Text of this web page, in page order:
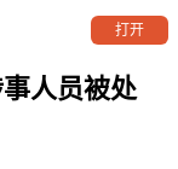
打开
人员被处